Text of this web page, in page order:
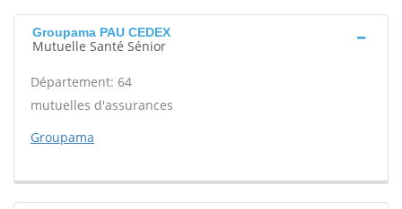
Groupama PAU CEDEX
Mutuelle Santé Sénior
Département: 64
mutuelles d'assurances
Groupama